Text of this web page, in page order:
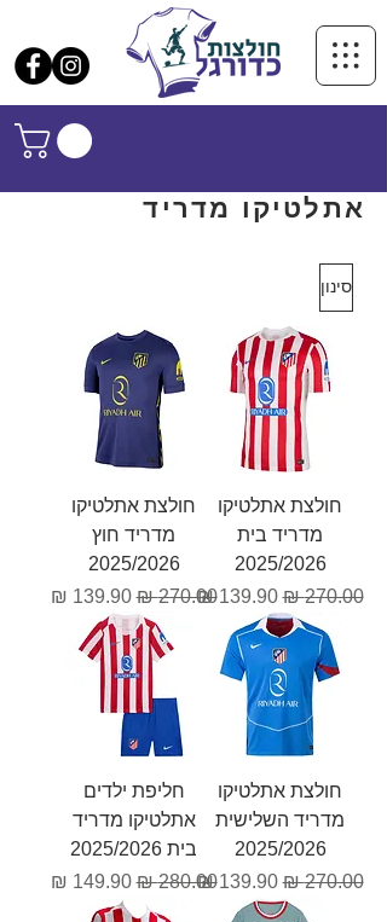
אתלטיקו מדריד
סינון
חולצת אתלטיקו
מדריד בית
2025/2026
מחיר רגיל‏270.00 ‏₪ מחיר מבצע‏139.90 ‏₪
חולצת אתלטיקו
מדריד חוץ
2025/2026
מחיר רגיל‏270.00 ‏₪ מחיר מבצע‏139.90 ‏₪
חולצת אתלטיקו
מדריד השלישית
2025/2026
מחיר רגיל‏270.00 ‏₪ מחיר מבצע‏139.90 ‏₪
חליפת ילדים
אתלטיקו מדריד
בית 2025/2026
מחיר רגיל‏280.00 ‏₪ מחיר מבצע‏149.90 ‏₪